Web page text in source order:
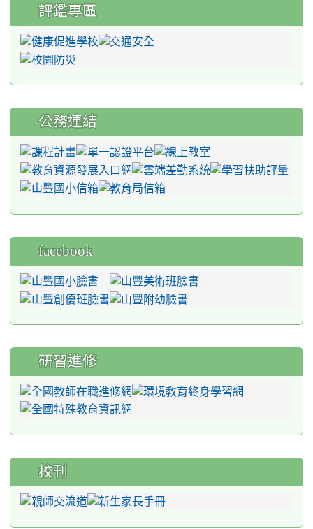
評鑑專區
公務連結
facebook
研習進修
校刊